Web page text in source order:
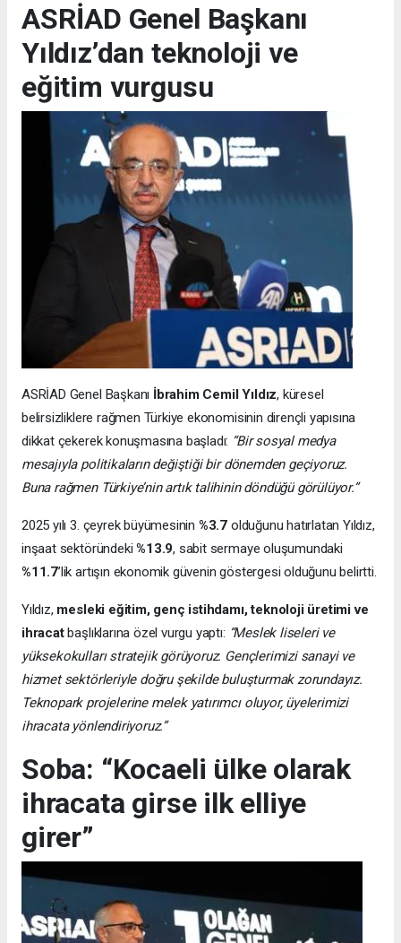
ASRİAD Genel Başkanı
Yıldız’dan teknoloji ve
eğitim vurgusu
ASRİAD Genel Başkanı İbrahim Cemil Yıldız, küresel
belirsizliklere rağmen Türkiye ekonomisinin dirençli yapısına
dikkat çekerek konuşmasına başladı: “Bir sosyal medya
mesajıyla politikaların değiştiği bir dönemden geçiyoruz.
Buna rağmen Türkiye’nin artık talihinin döndüğü görülüyor.”
2025 yılı 3. çeyrek büyümesinin %3.7 olduğunu hatırlatan Yıldız,
inşaat sektöründeki%13.9, sabit sermaye oluşumundaki
%11.7’lik artışın ekonomik güvenin göstergesi olduğunu belirtti.
Yıldız, mesleki eğitim, genç istihdamı, teknoloji üretimi ve
ihracatbaşlıklarına özel vurgu yaptı: “Meslek liseleri ve
yüksekokulları stratejik görüyoruz. Gençlerimizi sanayi ve
hizmet sektörleriyle doğru şekilde buluşturmak zorundayız.
Teknopark projelerine melek yatırımcı oluyor, üyelerimizi
ihracata yönlendiriyoruz.”
Soba: “Kocaeli ülke olarak
ihracata girse ilk elliye
girer”